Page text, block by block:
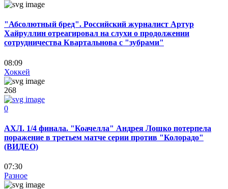
"Абсолютный бред". Российский журналист Артур
Хайруллин отреагировал на слухи о продолжении
сотрудничества Квартальнова с "зубрами"
08:09
Хоккей
268
0
АХЛ. 1/4 финала. "Коачелла" Андрея Лошко потерпела
поражение в третьем матче серии против "Колорадо"
(ВИДЕО)
07:30
Разное